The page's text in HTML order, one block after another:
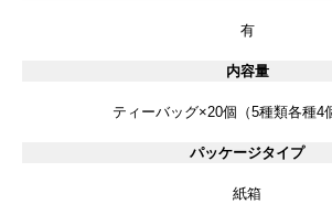
有
内容量
ティーバッグ×20個（5種類各種4
パッケージタイプ
紙箱